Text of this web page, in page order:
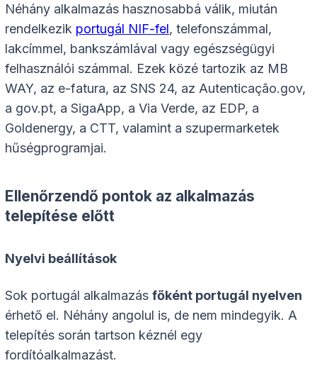
Néhány alkalmazás hasznosabbá válik, miután
rendelkezik portugál NIF-fel, telefonszámmal,
lakcímmel, bankszámlával vagy egészségügyi
felhasználói számmal. Ezek közé tartozik az MB
WAY, az e-fatura, az SNS 24, az Autenticação.gov,
a gov.pt, a SigaApp, a Via Verde, az EDP, a
Goldenergy, a CTT, valamint a szupermarketek
hűségprogramjai.
Ellenőrzendő pontok az alkalmazás
telepítése előtt
Nyelvi beállítások
Sok portugál alkalmazás főként portugál nyelven
érhető el. Néhány angolul is, de nem mindegyik. A
telepítés során tartson kéznél egy
fordítóalkalmazást.